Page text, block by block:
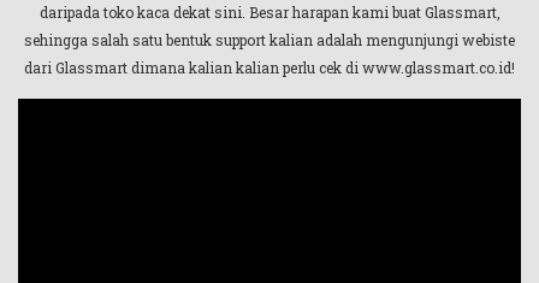
daripada toko kaca dekat sini. Besar harapan kami buat Glassmart,
sehingga salah satu bentuk support kalian adalah mengunjungi webiste
dari Glassmart dimana kalian kalian perlu cek di www.glassmart.co.id!